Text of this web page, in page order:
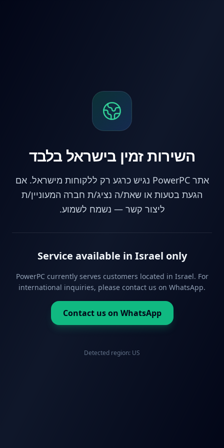
השירות זמין בישראל בלבד
אתר PowerPC נגיש כרגע רק ללקוחות מישראל. אם
הגעת בטעות או שאת/ה נציג/ת חברה המעוניין/ת
ליצור קשר — נשמח לשמוע.
Service available in Israel only
PowerPC currently serves customers located in Israel. For
international inquiries, please contact us on WhatsApp.
Contact us on WhatsApp
Detected region: US